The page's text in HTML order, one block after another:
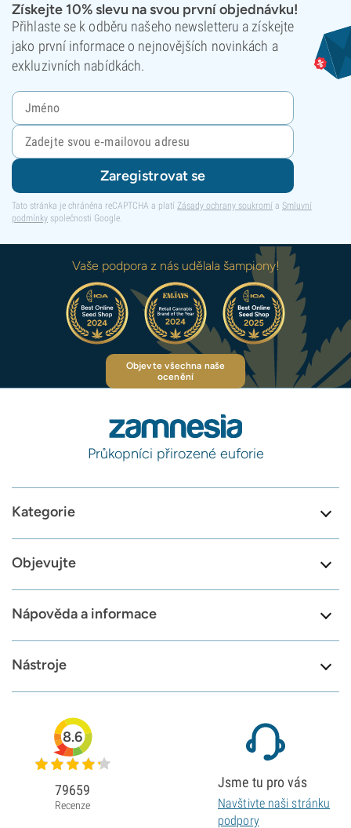
Získejte 10% slevu na svou první objednávku!
Přihlaste se k odběru našeho newsletteru a získejte
jako první informace o nejnovějších novinkách a
exkluzivních nabídkách.
Zaregistrovat se
Tato stránka je chráněna reCAPTCHA a platí Zásady ochrany soukromí a Smluvní
podmínky společnosti Google.
Vaše podpora z nás udělala šampiony!
Objevte všechna naše
ocenění
Průkopníci přirozené euforie
Kategorie
Objevujte
Nápověda a informace
Nástroje
8.6
79659
Recenze
Jsme tu pro vás
Navštivte naši stránku
podpory